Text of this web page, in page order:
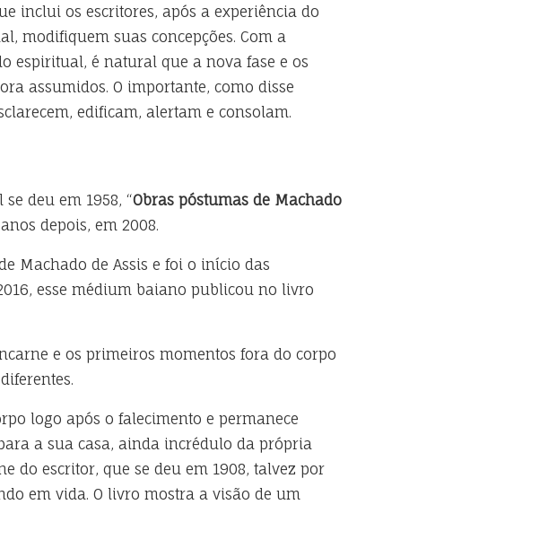
inclui os escritores, após a experiência do
modifiquem suas concepções. Com a
espiritual, é natural que a nova fase e os
assumidos. O importante, como disse
edificam, alertam e consolam.
deu em 1958, “Obras póstumas de Machado
depois, em 2008.
Machado de Assis e foi o início das
esse médium baiano publicou no livro
e os primeiros momentos fora do corpo
logo após o falecimento e permanece
a sua casa, ainda incrédulo da própria
do escritor, que se deu em 1908, talvez por
em vida. O livro mostra a visão de um